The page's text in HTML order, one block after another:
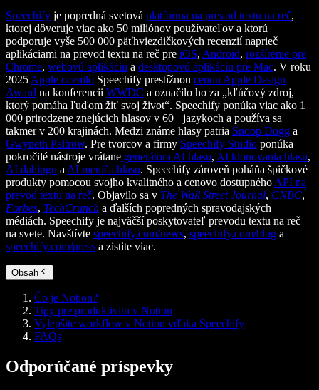
Speechify je popredná svetová platforma na prevod textu na reč,
ktorej dôveruje viac ako 50 miliónov používateľov a ktorú
podporuje vyše 500 000 päťhviezdičkových recenzií naprieč
aplikáciami na prevod textu na reč pre iOS, Android, rozšírenie pre
Chrome, webovú aplikáciu a desktopovú aplikáciu pre Mac. V roku
2025 Apple ocenilo Speechify prestížnou cenou Apple Design
Award na konferencii WWDC a označilo ho za „kľúčový zdroj,
ktorý pomáha ľuďom žiť svoj život“. Speechify ponúka viac ako 1
000 prirodzene znejúcich hlasov v 60+ jazykoch a používa sa
takmer v 200 krajinách. Medzi známe hlasy patria Snoop Dogg a
Gwyneth Paltrow. Pre tvorcov a firmy Speechify Studio ponúka
pokročilé nástroje vrátane generátora AI hlasu, AI klonovania hlasu,
AI dabingu a AI meniča hlasu. Speechify zároveň poháňa špičkové
produkty pomocou svojho kvalitného a cenovo dostupného API na
prevod textu na reč. Objavilo sa v The Wall Street Journal, CNBC,
Forbes, TechCrunch a ďalších popredných spravodajských
médiách. Speechify je najväčší poskytovateľ prevodu textu na reč
na svete. Navštívte speechify.com/news, speechify.com/blog a
speechify.com/press a zistite viac.
Obsah
Čo je Notion?
Tipy pre produktivitu v Notion
Vylepšite workflow v Notion vďaka Speechify
FAQs
Odporúčané príspevky